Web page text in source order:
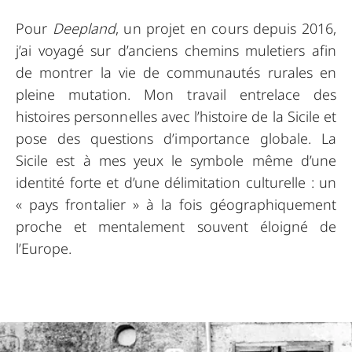
Pour Deepland, un projet en cours depuis 2016,
j’ai voyagé sur d’anciens chemins muletiers afin
de montrer la vie de communautés rurales en
pleine mutation. Mon travail entrelace des
histoires personnelles avec l’histoire de la Sicile et
pose des questions d’importance globale. La
Sicile est à mes yeux le symbole même d’une
identité forte et d’une délimitation culturelle : un
« pays frontalier » à la fois géographiquement
proche et mentalement souvent éloigné de
l’Europe.